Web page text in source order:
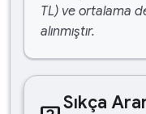
TL) ve ortalama
alınmıştır.
Sıkça